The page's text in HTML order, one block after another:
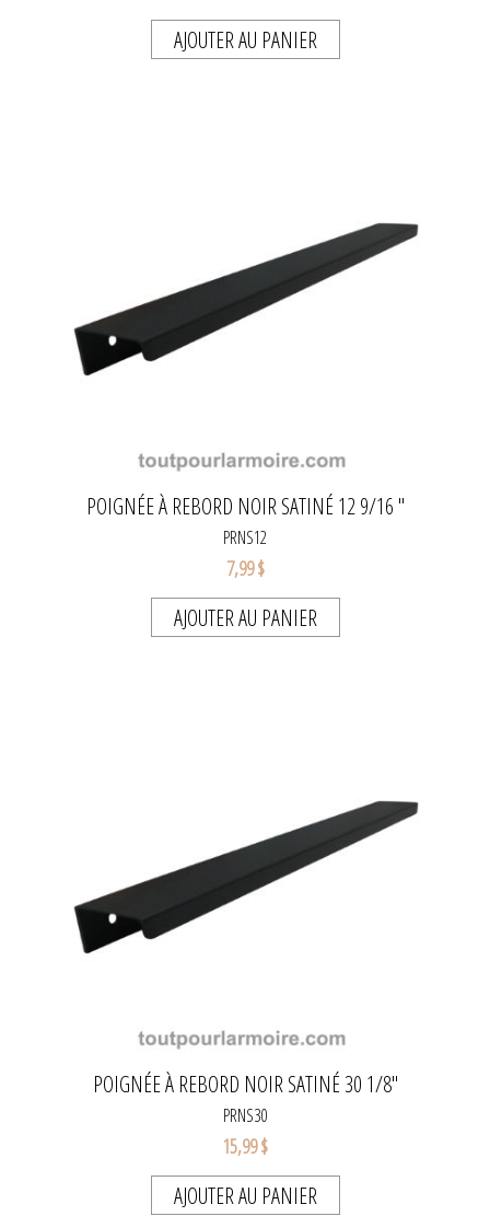
AJOUTER AU PANIER
POIGNÉE À REBORD NOIR SATINÉ 12 9/16 "
PRNS12
7,99 $
AJOUTER AU PANIER
POIGNÉE À REBORD NOIR SATINÉ 30 1/8"
PRNS30
15,99 $
AJOUTER AU PANIER